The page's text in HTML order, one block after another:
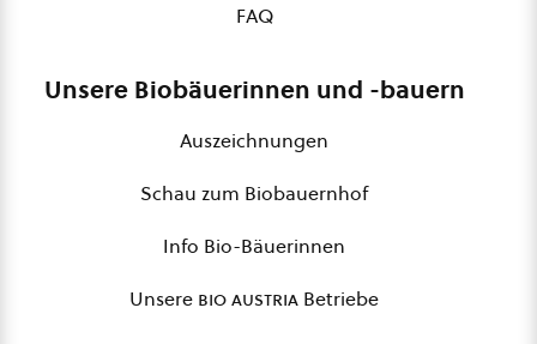
FAQ
Unsere Biobäuerinnen und -bauern
Auszeichnungen
Schau zum Biobauernhof
Info Bio-Bäuerinnen
Unsere bio austria Betriebe